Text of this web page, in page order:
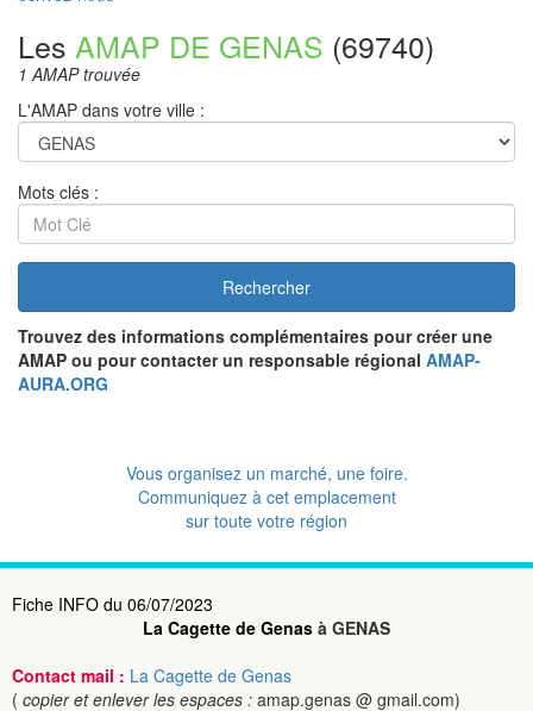
Les AMAP DE GENAS (69740)
1 AMAP trouvée
L'AMAP dans votre ville :
Mots clés :
Rechercher
Trouvez des informations complémentaires pour créer une
AMAP ou pour contacter un responsable régional AMAP-
AURA.ORG
Vous organisez un marché, une foire.
Communiquez à cet emplacement
sur toute votre région
Fiche INFO du 06/07/2023
La Cagette de Genas à GENAS
Contact mail : La Cagette de Genas
( copier et enlever les espaces : amap.genas @ gmail.com)